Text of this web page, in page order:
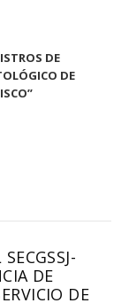
DE
DE
”
DE
DE